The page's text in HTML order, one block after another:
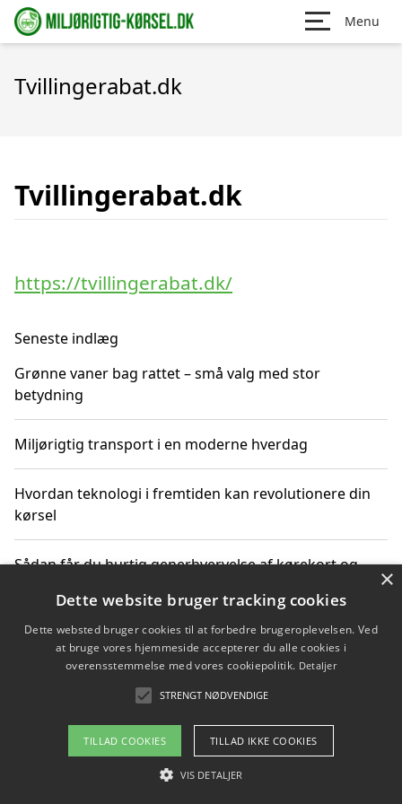
Menu
Tvillingerabat.dk
Tvillingerabat.dk
https://tvillingerabat.dk/
Seneste indlæg
Grønne vaner bag rattet – små valg med stor
betydning
Miljørigtig transport i en moderne hverdag
Hvordan teknologi i fremtiden kan revolutionere din
kørsel
Sådan får du hurtig generhvervelse af kørekort og
Sådan lærer du miljørigtig kørsel hos en køreskole i
Gentofte
Copyright 2026 - Pilanto Aps
Om / kontakt
×
Dette website bruger tracking cookies
Dette websted bruger cookies til at forbedre brugeroplevelsen. Ved
at bruge vores hjemmeside accepterer du alle cookies i
overensstemmelse med vores cookiepolitik. Detaljer
STRENGT NØDVENDIGE
TILLAD COOKIES TILLAD IKKE COOKIES
VIS DETALJER